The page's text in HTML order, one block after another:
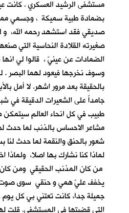
مستشفى الرشيد العسكري . كانت
بضمادة طبية سميكة ، وجسمي
صديقي فقد استشهد رحمه الله، و
صغيرته القلادة النحاسية التي
الضمادات عن عينيّ ، قالوا لي انها
وسوف نخرجها فيعود لهما البصر
بالحقيقة بعد مرور اشهر. لا أمل
جامداً على الشعيرات الدقيقة في
طبيب في كل انحاء العالم
مشاعر الاحساس بالذنب لما حدث
شعور بالحنق والنقمة لما حدث
لماذا كنا نشارك بها اصلا، ولماذا
من كان المذنب الحقيقي ومن
يخفف عليّ همي و حنقي سوى
جميلة جدا، كانت تعتني بي كل يوم
التي قضيتها في المستشفى. قلت